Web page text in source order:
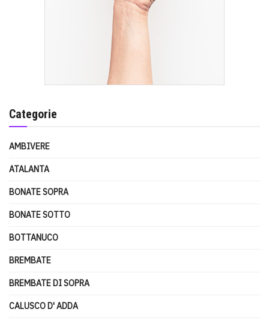
Categorie
AMBIVERE
ATALANTA
BONATE SOPRA
BONATE SOTTO
BOTTANUCO
BREMBATE
BREMBATE DI SOPRA
CALUSCO D' ADDA